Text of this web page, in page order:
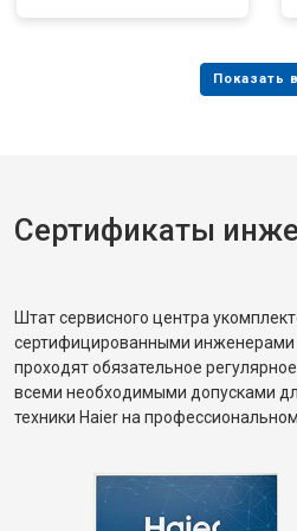
Сертификаты
Штат сервисного центра
сертифицированными инженерами
проходят обязательное
всеми необходимыми допусками
техники Haier на